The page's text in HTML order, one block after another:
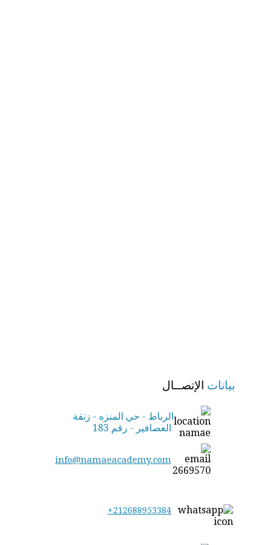
بيانات الإتصــال
الرباط - حي المنزه - زنقة
info@namaeacademy.com
+212688953384